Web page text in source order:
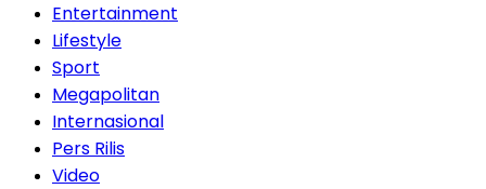
Entertainment
Lifestyle
Sport
Megapolitan
Internasional
Pers Rilis
Video